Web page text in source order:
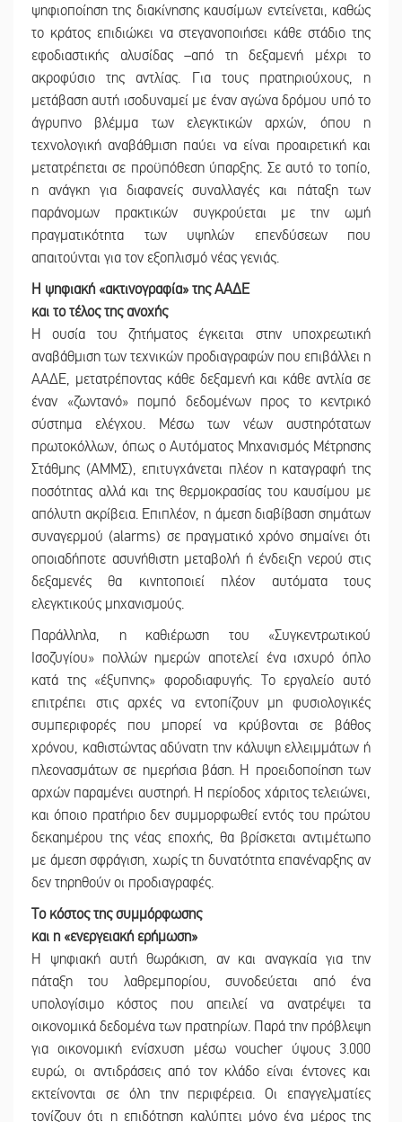
ψηφιοποίηση της διακίνησης καυσίμων εντείνεται, καθώς
το κράτος επιδιώκει να στεγανοποιήσει κάθε στάδιο της
εφοδιαστικής αλυσίδας –από τη δεξαμενή μέχρι το
ακροφύσιο της αντλίας. Για τους πρατηριούχους, η
μετάβαση αυτή ισοδυναμεί με έναν αγώνα δρόμου υπό το
άγρυπνο βλέμμα των ελεγκτικών αρχών, όπου η
τεχνολογική αναβάθμιση παύει να είναι προαιρετική και
μετατρέπεται σε προϋπόθεση ύπαρξης. Σε αυτό το τοπίο,
η ανάγκη για διαφανείς συναλλαγές και πάταξη των
παράνομων πρακτικών συγκρούεται με την ωμή
πραγματικότητα των υψηλών επενδύσεων που
απαιτούνται για τον εξοπλισμό νέας γενιάς.
Η ψηφιακή «ακτινογραφία» της ΑΑΔΕ
και το τέλος της ανοχής
Η ουσία του ζητήματος έγκειται στην υποχρεωτική
αναβάθμιση των τεχνικών προδιαγραφών που επιβάλλει η
ΑΑΔΕ, μετατρέποντας κάθε δεξαμενή και κάθε αντλία σε
έναν «ζωντανό» πομπό δεδομένων προς το κεντρικό
σύστημα ελέγχου. Μέσω των νέων αυστηρότατων
πρωτοκόλλων, όπως ο Αυτόματος Μηχανισμός Μέτρησης
Στάθμης (ΑΜΜΣ), επιτυγχάνεται πλέον η καταγραφή της
ποσότητας αλλά και της θερμοκρασίας του καυσίμου με
απόλυτη ακρίβεια. Επιπλέον, η άμεση διαβίβαση σημάτων
συναγερμού (alarms) σε πραγματικό χρόνο σημαίνει ότι
οποιαδήποτε ασυνήθιστη μεταβολή ή ένδειξη νερού στις
δεξαμενές θα κινητοποιεί πλέον αυτόματα τους
ελεγκτικούς μηχανισμούς.
Παράλληλα, η καθιέρωση του «Συγκεντρωτικού
Ισοζυγίου» πολλών ημερών αποτελεί ένα ισχυρό όπλο
κατά της «έξυπνης» φοροδιαφυγής. Το εργαλείο αυτό
επιτρέπει στις αρχές να εντοπίζουν μη φυσιολογικές
συμπεριφορές που μπορεί να κρύβονται σε βάθος
χρόνου, καθιστώντας αδύνατη την κάλυψη ελλειμμάτων ή
πλεονασμάτων σε ημερήσια βάση. Η προειδοποίηση των
αρχών παραμένει αυστηρή. Η περίοδος χάριτος τελειώνει,
και όποιο πρατήριο δεν συμμορφωθεί εντός του πρώτου
δεκαημέρου της νέας εποχής, θα βρίσκεται αντιμέτωπο
με άμεση σφράγιση, χωρίς τη δυνατότητα επανέναρξης αν
δεν τηρηθούν οι προδιαγραφές.
Το κόστος της συμμόρφωσης
και η «ενεργειακή ερήμωση»
Η ψηφιακή αυτή θωράκιση, αν και αναγκαία για την
πάταξη του λαθρεμπορίου, συνοδεύεται από ένα
υπολογίσιμο κόστος που απειλεί να ανατρέψει τα
οικονομικά δεδομένα των πρατηρίων. Παρά την πρόβλεψη
για οικονομική ενίσχυση μέσω voucher ύψους 3.000
ευρώ, οι αντιδράσεις από τον κλάδο είναι έντονες και
εκτείνονται σε όλη την περιφέρεια. Οι επαγγελματίες
τονίζουν ότι η επιδότηση καλύπτει μόνο ένα μέρος της